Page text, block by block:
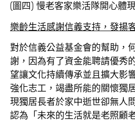
(圖四) 慢老客家樂活隊開心體
樂齡生活感謝信義支持，發揚
對於信義公益基金會的幫助，
謝，因為有了資金能聘請優秀
望讓文化持續傳承並且擴大影
強化志工，竭盡所能的關懷獨
現獨居長者於家中逝世卻無人
認為「未來的生活就是老照顧